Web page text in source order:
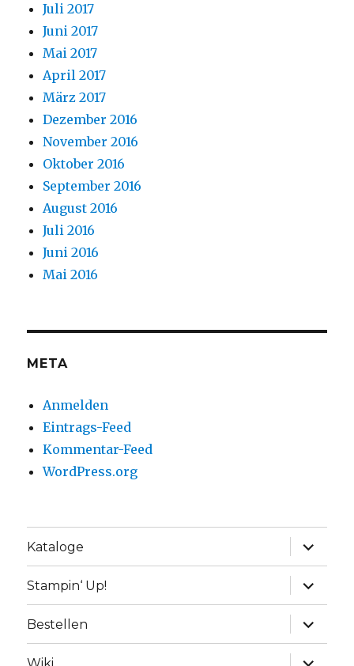
Juli 2017
Juni 2017
Mai 2017
April 2017
März 2017
Dezember 2016
November 2016
Oktober 2016
September 2016
August 2016
Juli 2016
Juni 2016
Mai 2016
META
Anmelden
Eintrags-Feed
Kommentar-Feed
WordPress.org
Kataloge
Stampin‘ Up!
Bestellen
Wiki